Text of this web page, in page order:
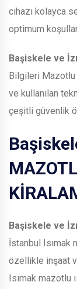
cihazı kolayca
optimum
Başiskele ve
Bilgileri Mazotlu
ve kullanılan
çeşitli güvenlik
Başiskele ve
İstanbul Isımak
özellikle inşaat
Isımak mazotlu